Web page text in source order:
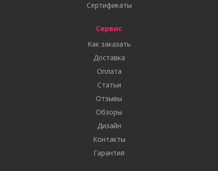
Сертификаты
Сервис
Как заказать
Доставка
Оплата
Статьи
Отзывы
Обзоры
Дизайн
Контакты
Гарантия